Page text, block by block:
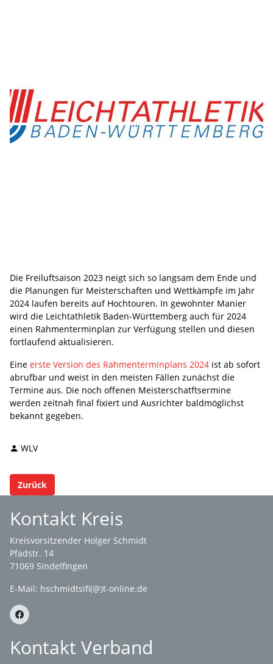
Die Freiluftsaison 2023 neigt sich so langsam dem Ende und
die Planungen für Meisterschaften und Wettkämpfe im Jahr
2024 laufen bereits auf Hochtouren. In gewohnter Manier
wird die Leichtathletik Baden-Württemberg auch für 2024
einen Rahmenterminplan zur Verfügung stellen und diesen
fortlaufend aktualisieren.
Eine erste Version des Rahmenterminplans 2024 ist ab sofort
abrufbar und weist in den meisten Fällen zunächst die
Termine aus. Die noch offenen Meisterschatftsermine
werden zeitnah final fixiert und Ausrichter baldmöglichst
bekannt gegeben.
WLV
Zurück
Kontakt Kreis
Kreisvorsitzender Holger Schmidt
Pfadstr. 14
71069 Sindelfingen
E-Mail: hschmidtsifi(@)t-online.de
Kontakt Verband